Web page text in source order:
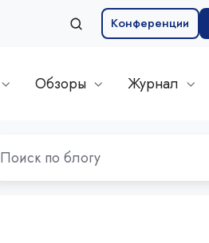
Конференции
Обзоры Журнал